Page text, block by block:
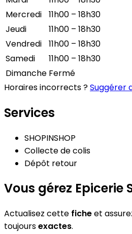
Mercredi
11h00 – 18h30
Jeudi
11h00 – 18h30
Vendredi
11h00 – 18h30
Samedi
11h00 – 18h30
Dimanche Fermé
Horaires incorrects ?Suggérer
Services
SHOPINSHOP
Collecte de colis
Dépôt retour
Vous gérez Epicerie
Actualisez cette ficheet
toujoursexactes.